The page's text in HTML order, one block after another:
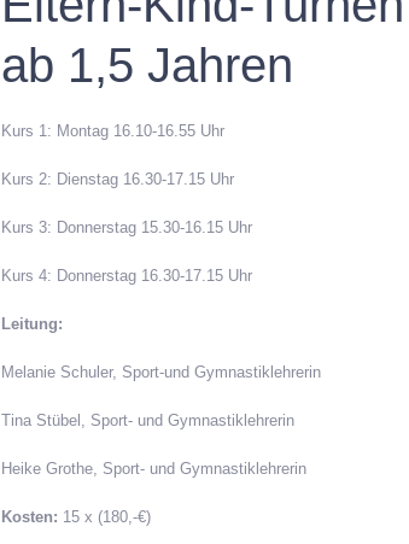
ab 1,5 Jahren
Kurs 1: Montag 16.10-16.55 Uhr
Kurs 2: Dienstag 16.30-17.15 Uhr
Kurs 3: Donnerstag 15.30-16.15 Uhr
Kurs 4: Donnerstag 16.30-17.15 Uhr
Leitung:
Melanie Schuler, Sport-und Gymnastiklehrerin
Tina Stübel, Sport- und Gymnastiklehrerin
Heike Grothe, Sport- und Gymnastiklehrerin
Kosten: 15 x (180,-€)